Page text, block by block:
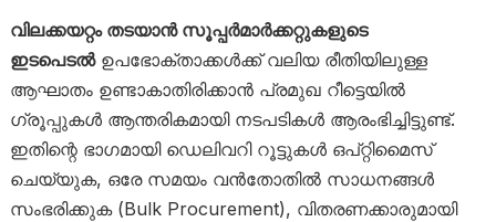
വിലക്കയറ്റം തടയാൻ സൂപ്പർമാർക്കറ്റുകളുടെ
ഇടപെടൽഉപഭോക്താക്കൾക്ക് വലിയ രീതിയിലുള്ള
ആഘാതം ഉണ്ടാകാതിരിക്കാൻ പ്രമുഖ റീട്ടെയിൽ
ഗ്രൂപ്പുകൾ ആന്തരികമായി നടപടികൾ ആരംഭിച്ചിട്ടുണ്ട്.
ഇതിന്റെ ഭാഗമായി ഡെലിവറി റൂട്ടുകൾ ഒപ്റ്റിമൈസ്
ചെയ്യുക, ഒരേ സമയം വൻതോതിൽ സാധനങ്ങൾ
സംഭരിക്കുക (Bulk Procurement), വിതരണക്കാരുമായി